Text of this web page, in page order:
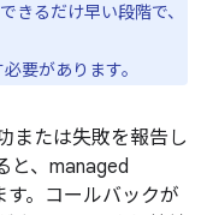
きるだけ早い段階で、
要があります。
または失敗を報告し
と、managed
。コールバックが